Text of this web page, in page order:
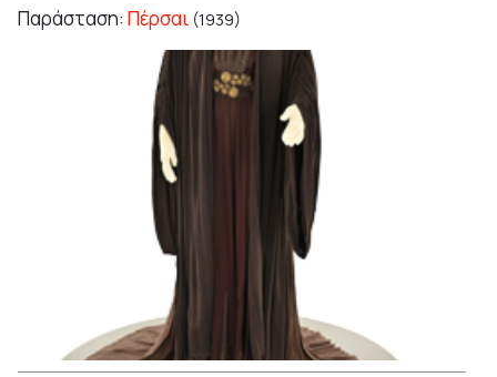
Παράσταση: Πέρσαι (1939)